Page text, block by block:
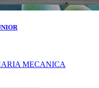
MECANICA